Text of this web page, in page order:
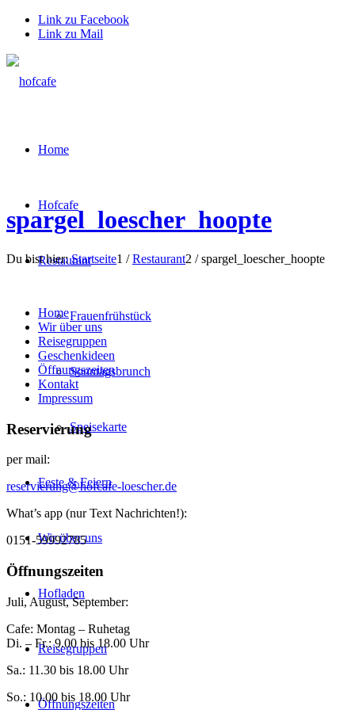
Link zu Facebook
Link zu Mail
Home
Hofcafe
Restaurant
Frauenfrühstück
Sonntagsbrunch
Speisekarte
Feste & Feiern
Wir über uns
Hofladen
Reisegruppen
Öffnungszeiten
spargel_loescher_hoopte
Du bist hier: Startseite1 / Restaurant2 / spargel_loescher_hoopte
Home
Wir über uns
Reisegruppen
Geschenkideen
Öffnungszeiten
Kontakt
Impressum
Reservierung
per mail:
reservierung@hofcafe-loescher.de
What’s app (nur Text Nachrichten!):
0151-59992785
Öffnungszeiten
Juli, August, September:
Cafe: Montag – Ruhetag
Di. – Fr.: 9.00 bis 18.00 Uhr
Sa.: 11.30 bis 18.00 Uhr
So.: 10.00 bis 18.00 Uhr